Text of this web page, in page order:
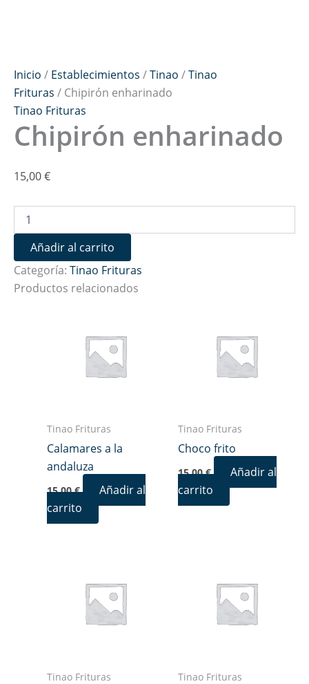
Inicio / Establecimientos /Tinao /Tinao
Frituras / Chipirón enharinado
Tinao Frituras
Chipirón enharinado
15,00€
Añadir al carrito
Categoría: Tinao Frituras
Productos relacionados
Tinao Frituras
Calamares a la
andaluza
15,00€
Añadir al
carrito
Tinao Frituras
Choco frito
15,00€
Añadir al
carrito
Tinao Frituras Tinao Frituras